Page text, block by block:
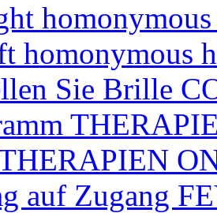
homonymous
Sie Brille
auf Zugang